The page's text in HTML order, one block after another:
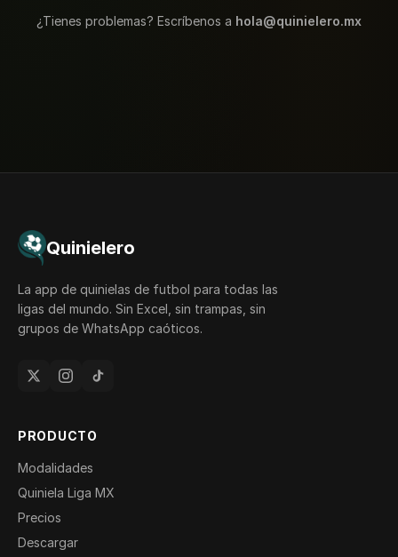
¿Tienes problemas? Escríbenos a hola@quinielero.mx
Quinielero
La app de quinielas de futbol para todas las
ligas del mundo. Sin Excel, sin trampas, sin
grupos de WhatsApp caóticos.
PRODUCTO
Modalidades
Quiniela Liga MX
Precios
Descargar